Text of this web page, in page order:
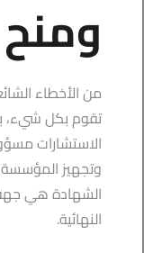
من الأخطاء
تقوم بكل شيء،
الاستشارات
وتجهيز
الشهادة هي
النهائية.